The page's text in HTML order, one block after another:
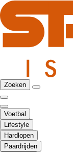
Zoeken
Voetbal
Lifestyle
Hardlopen
Paardrijden